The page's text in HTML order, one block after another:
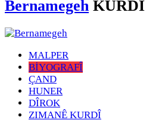
Bernamegeh KURDÎ
MALPER
BİYOGRAFÎ
ÇAND
HUNER
DÎROK
ZIMANÊ KURDÎ